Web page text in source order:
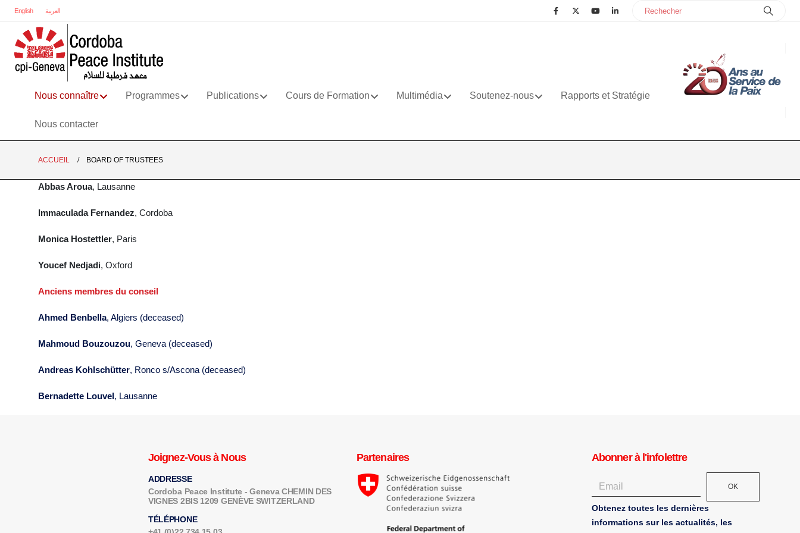
English العربية
Nous connaître Programmes Publications Cours de Formation Multimédia Soutenez-nous Rapports et Stratégie
Nous contacter
ACCUEIL BOARD OF TRUSTEES
Abbas Aroua, Lausanne
Immaculada Fernandez, Cordoba
Monica Hostettler, Paris
Youcef Nedjadi, Oxford
Anciens membres du conseil
Ahmed Benbella, Algiers (deceased)
Mahmoud Bouzouzou, Geneva (deceased)
Andreas Kohlschütter, Ronco s/Ascona (deceased)
Bernadette Louvel, Lausanne
Joignez-Vous à Nous
ADDRESSE
Cordoba Peace Institute - Geneva CHEMIN DES
VIGNES 2BIS 1209 GENÈVE SWITZERLAND
TÉLÉPHONE
Partenaires Abonner à l'infolettre
OK
Obtenez toutes les dernières
informations sur les actualités, les